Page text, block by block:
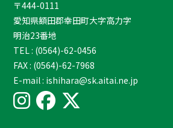
〒444-0111
愛知県額田郡幸田町大字高力字
明治23番地
TEL : (0564)-62-0456
FAX : (0564)-62-7968
E-mail : ishihara@sk.aitai.ne.jp